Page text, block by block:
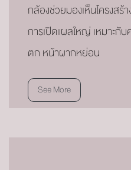
กล้องช่วยมองเห็นโครงสร้
การเปิดแผลใหญ่ เหมาะ
ตก หน้าผากหย่อน
See More